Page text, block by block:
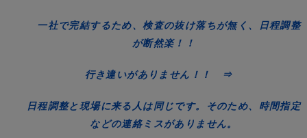
一社で完結するため、検査の抜け落ちが無く、日程調整
が断然楽！！
行き違いがありません！！ ⇒
日程調整と現場に来る人は同じです。そのため、時間指定
などの連絡ミスがありません。